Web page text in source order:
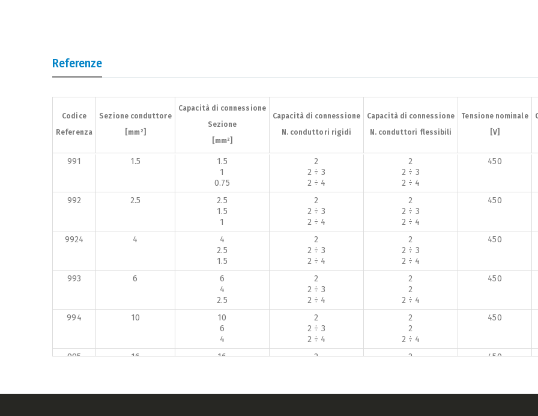
Referenze
Codice
Referenza
Sezione conduttore
[mm²]
Capacità di connessione
Sezione
[mm²]
Capacità di connessione
N. conduttori rigidi
Capacità di connessione
N. conduttori flessibili
Tensione nominale
[V]
Codice
Referenza
Sezione conduttore
[mm²]
Capacità di connessione
Sezione
[mm²]
Capacità di connessione
N. conduttori rigidi
Capacità di connessione
N. conduttori flessibili
Tensione nominale
[V]
991 1.5
1.5
1
0.75
2
2 ÷ 3
2 ÷ 4
2
2 ÷ 3
2 ÷ 4
450
992 2.5
2.5
1.5
1
2
2 ÷ 3
2 ÷ 4
2
2 ÷ 3
2 ÷ 4
450
9924 4
4
2.5
1.5
2
2 ÷ 3
2 ÷ 4
2
2 ÷ 3
2 ÷ 4
450
993 6
6
4
2.5
2
2 ÷ 3
2 ÷ 4
2
2
2 ÷ 4
450
994 10
10
6
4
2
2 ÷ 3
2 ÷ 4
2
2
2 ÷ 4
450
995 16
16
2
2
450